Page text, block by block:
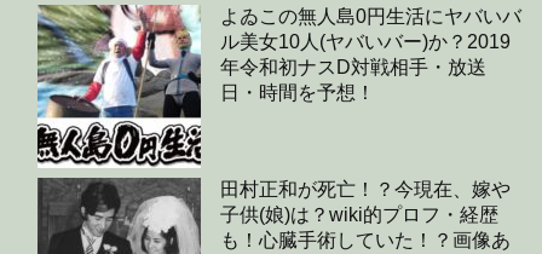
よゐこの無人島0円生活にヤバいバ
ル美女10人(ヤバいバー)か？2019
年令和初ナスD対戦相手・放送
日・時間を予想！
田村正和が死亡！？今現在、嫁や
子供(娘)は？wiki的プロフ・経歴
も！心臓手術していた！？画像あ